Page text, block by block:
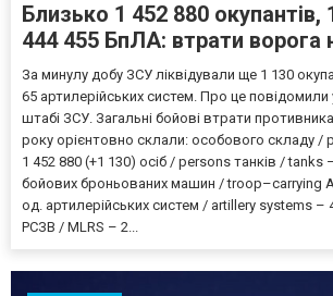
Близько 1 452 880 окупантів,
444 455 БпЛА: втрати ворога
За минулу добу ЗСУ ліквідували ще 1 130
65 артилерійських систем. Про це
штабі ЗСУ. Загальні бойові втрати
року орієнтовно склали: особового складу /
1 452 880 (+1 130) осіб / persons танків / tanks
бойових броньованих машин / troop–carrying
од. артилерійських систем / artillery systems –
РСЗВ / MLRS – 2...